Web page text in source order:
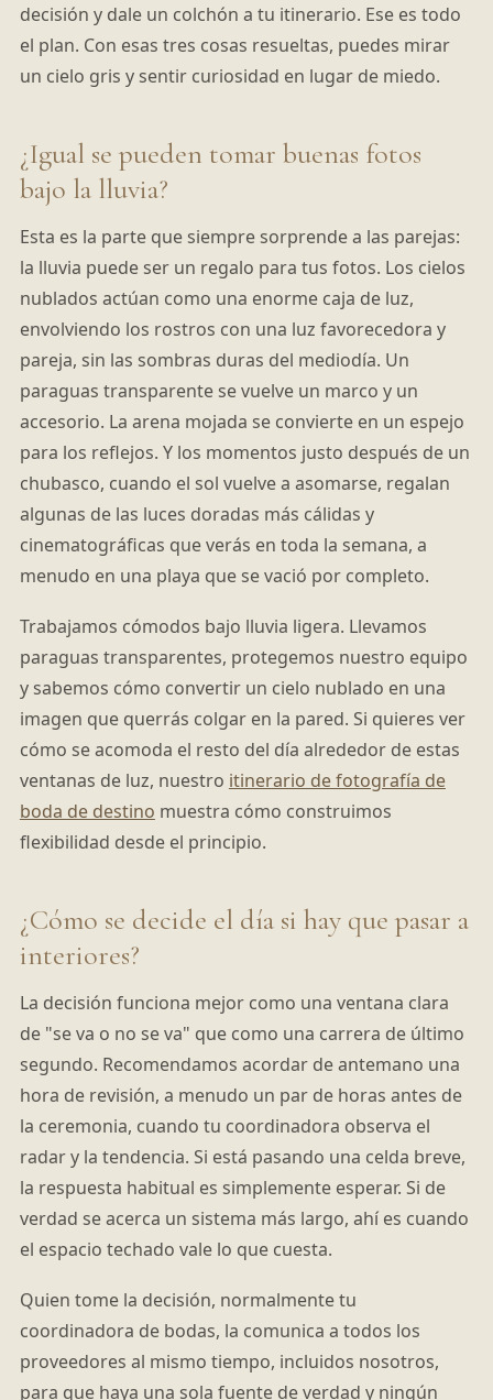
decisión y dale un colchón a tu itinerario. Ese es todo
el plan. Con esas tres cosas resueltas, puedes mirar
un cielo gris y sentir curiosidad en lugar de miedo.
¿Igual se pueden tomar buenas fotos
bajo la lluvia?
Esta es la parte que siempre sorprende a las parejas:
la lluvia puede ser un regalo para tus fotos. Los cielos
nublados actúan como una enorme caja de luz,
envolviendo los rostros con una luz favorecedora y
pareja, sin las sombras duras del mediodía. Un
paraguas transparente se vuelve un marco y un
accesorio. La arena mojada se convierte en un espejo
para los reflejos. Y los momentos justo después de un
chubasco, cuando el sol vuelve a asomarse, regalan
algunas de las luces doradas más cálidas y
cinematográficas que verás en toda la semana, a
menudo en una playa que se vació por completo.
Trabajamos cómodos bajo lluvia ligera. Llevamos
paraguas transparentes, protegemos nuestro equipo
y sabemos cómo convertir un cielo nublado en una
imagen que querrás colgar en la pared. Si quieres ver
cómo se acomoda el resto del día alrededor de estas
ventanas de luz, nuestro itinerario de fotografía de
boda de destino muestra cómo construimos
flexibilidad desde el principio.
¿Cómo se decide el día si hay que pasar a
interiores?
La decisión funciona mejor como una ventana clara
de "se va o no se va" que como una carrera de último
segundo. Recomendamos acordar de antemano una
hora de revisión, a menudo un par de horas antes de
la ceremonia, cuando tu coordinadora observa el
radar y la tendencia. Si está pasando una celda breve,
la respuesta habitual es simplemente esperar. Si de
verdad se acerca un sistema más largo, ahí es cuando
el espacio techado vale lo que cuesta.
Quien tome la decisión, normalmente tu
coordinadora de bodas, la comunica a todos los
proveedores al mismo tiempo, incluidos nosotros,
para que haya una sola fuente de verdad y ningún